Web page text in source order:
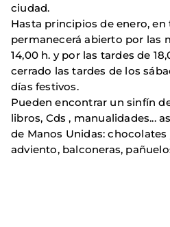
ciudad.
Hasta principios de enero, en
permanecerá abierto por las
14,00 h. y por las tardes de
cerrado las tardes de los
días festivos.
Pueden encontrar un sinfín
libros, Cds , manualidades...
de Manos Unidas:
adviento, balconeras,